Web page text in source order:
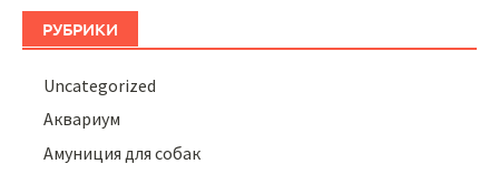
РУБРИКИ
Uncategorized
Аквариум
Амуниция для собак